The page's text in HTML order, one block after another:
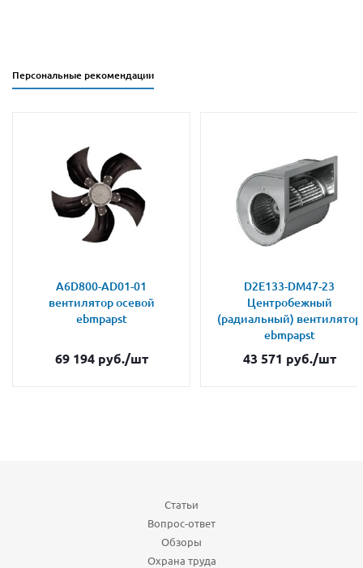
Персональные рекомендации
A6D800-AD01-01
вентилятор осевой
ebmpapst
69 194руб./шт
D2E133-DM47-23
Центробежный
(радиальный) вентилятор
ebmpapst
43 571 руб./шт
Статьи
Вопрос-ответ
Обзоры
Охрана труда